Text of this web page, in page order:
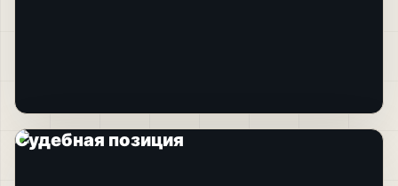
Судебная позиция